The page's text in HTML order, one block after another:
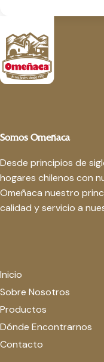
Somos Omeñaca
Desde principios de
hogares chilenos con
Omeñaca nuestro
calidad y servicio a
Inicio
Sobre Nosotros
Productos
Dónde Encontrarnos
Contacto